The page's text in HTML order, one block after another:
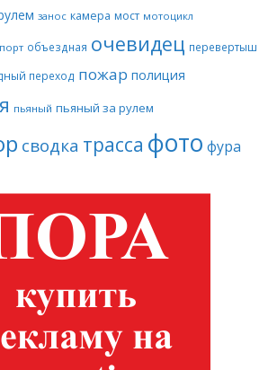
занос камера мост мотоцикл
объездная очевидец перевертыш
переход пожар полиция
пьяный пьяный за рулем
сводка трасса фото фура